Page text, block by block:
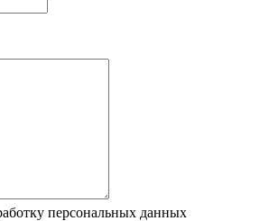
персональных данных